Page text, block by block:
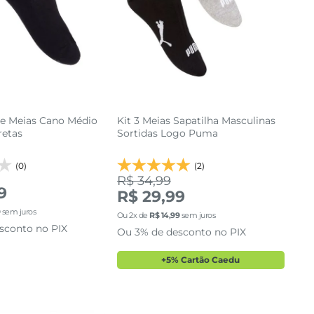
Meias Cano Médio
(0)
sem juros
no PIX
Kit 3 Meias Sapatilha Masculinas
Sortidas Logo Puma
(2)
R$ 34,99
R$ 29,99
Ou2x de R$14,99sem juros
Ou 3% de desconto no PIX
+5% Cartão Caedu
39 AO 43 39 AO 43
adicionar a sacola